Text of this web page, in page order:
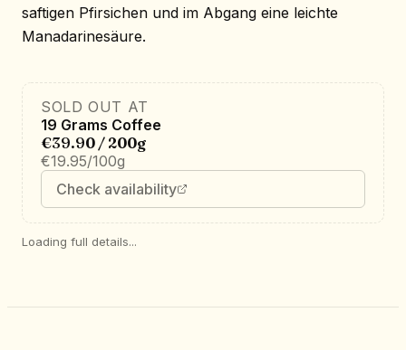
saftigen Pfirsichen und im Abgang eine leichte
Manadarinesäure.
SOLD OUT AT
19 Grams Coffee
€39.90 / 200g
€19.95/100g
Check availability
Loading full details...